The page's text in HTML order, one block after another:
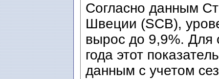
Согласно данным
Швеции (SCB),
вырос до 9,9%. Для
года этот
данным с учетом